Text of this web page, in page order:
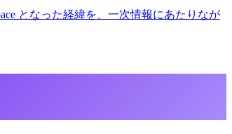
となった経緯を、一次情報にあたりなが